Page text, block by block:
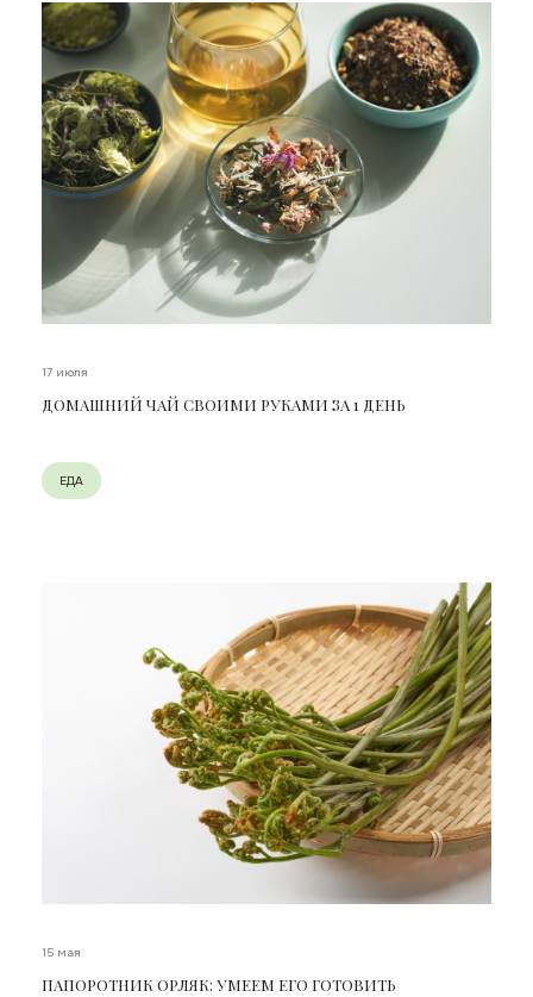
17 июля
ДОМАШНИЙ ЧАЙ СВОИМИ РУКАМИ ЗА 1 ДЕНЬ
ЕДА
15 мая
ПАПОРОТНИК ОРЛЯК: УМЕЕМ ЕГО ГОТОВИТЬ